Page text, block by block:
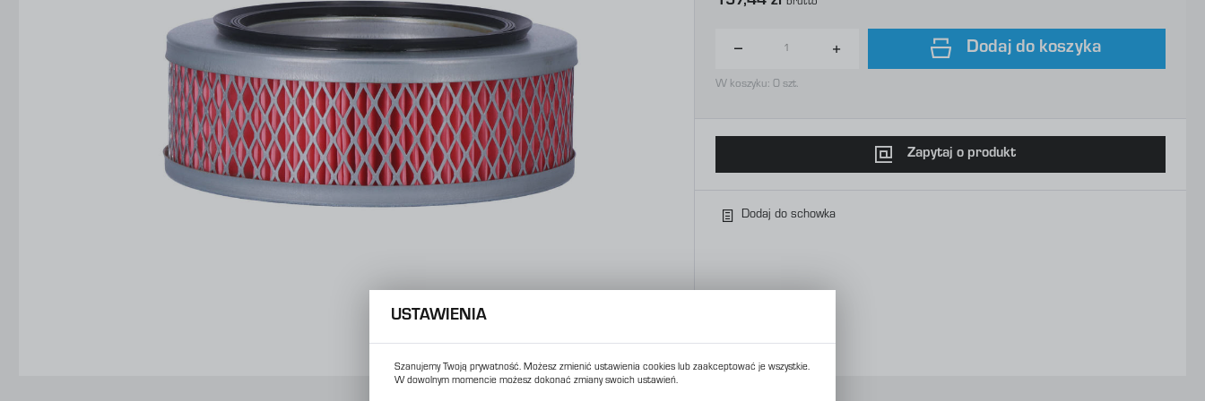
Brutto
Dodaj do koszyka
W koszyku:0 szt.
Zapytaj o produkt
Dodaj do schowka
USTAWIENIA
Szanujemy Twoją prywatność. Możesz zmienić ustawienia cookies lub zaakceptować je wszystkie.
W dowolnym momencie możesz dokonać zmiany swoich ustawień.